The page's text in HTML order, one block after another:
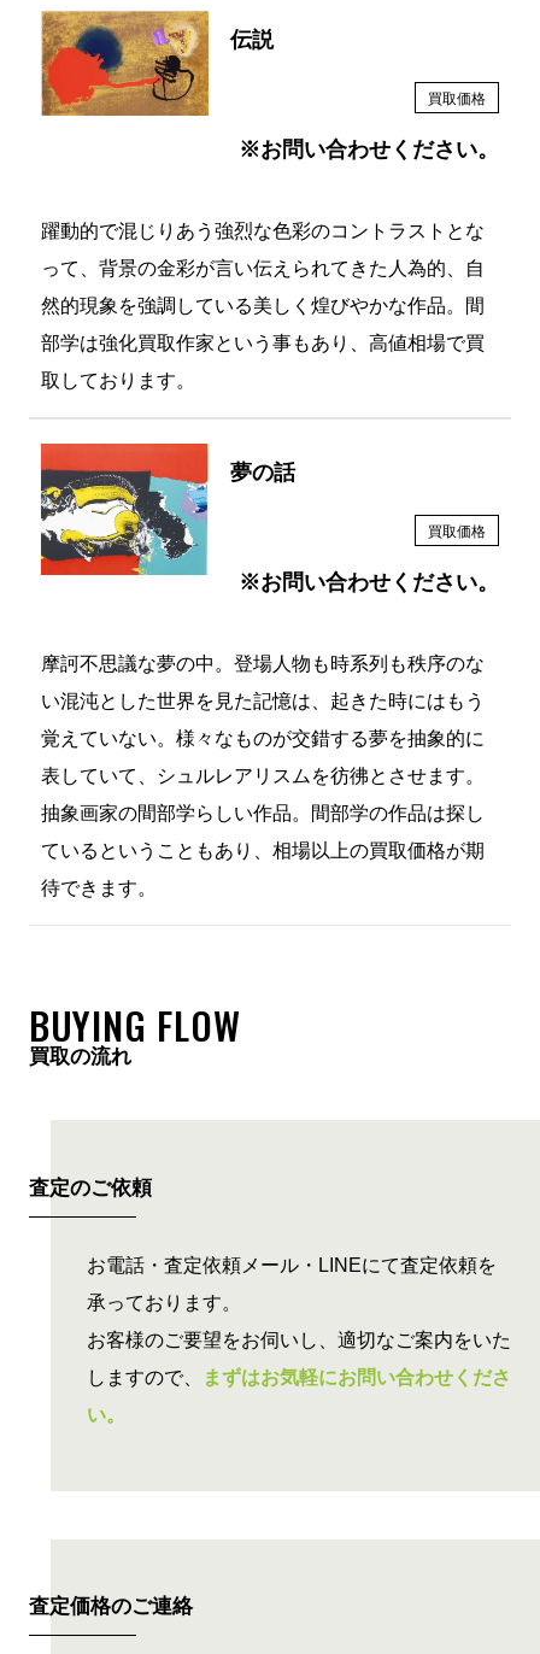
伝説
買取価格
※お問い合わせください。
躍動的で混じりあう強烈な色彩のコントラストとな
って、背景の金彩が言い伝えられてきた人為的、自
然的現象を強調している美しく煌びやかな作品。間
部学は強化買取作家という事もあり、高値相場で買
取しております。
夢の話
買取価格
※お問い合わせください。
摩訶不思議な夢の中。登場人物も時系列も秩序のな
い混沌とした世界を見た記憶は、起きた時にはもう
覚えていない。様々なものが交錯する夢を抽象的に
表していて、シュルレアリスムを彷彿とさせます。
抽象画家の間部学らしい作品。間部学の作品は探し
ているということもあり、相場以上の買取価格が期
待できます。
BUYING FLOW
買取の流れ
査定のご依頼
お電話・査定依頼メール・LINEにて査定依頼を
承っております。
お客様のご要望をお伺いし、適切なご案内をいた
しますので、
まずはお気軽にお問い合わせくださ
い。
査定価格のご連絡